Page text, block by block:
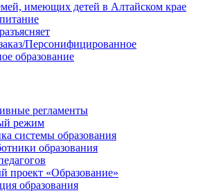
имеющих детей в Алтайском крае
Персонифицированное
образование
регламенты
режим
системы образования
образования
проект «Образование»
образования